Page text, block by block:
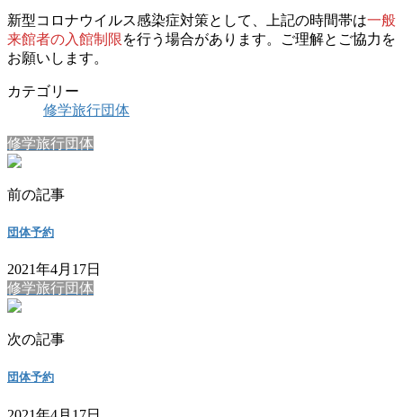
新型コロナウイルス感染症対策として、上記の時間帯は一般
来館者の入館制限を行う場合があります。ご理解とご協力を
お願いします。
カテゴリー
修学旅行団体
修学旅行団体
前の記事
団体予約
2021年4月17日
修学旅行団体
次の記事
団体予約